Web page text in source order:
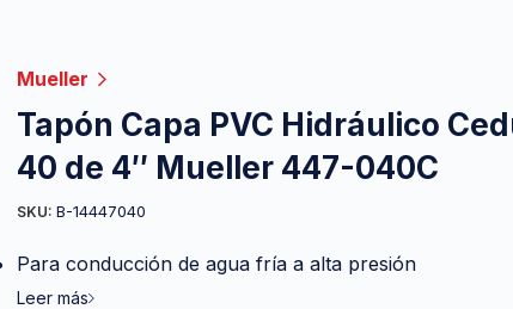
Mueller
Tapón Capa PVC Hidráulico
40 de 4″ Mueller 447-040C
SKU: B-14447040
Para conducción de agua fría a alta presión
Leer más